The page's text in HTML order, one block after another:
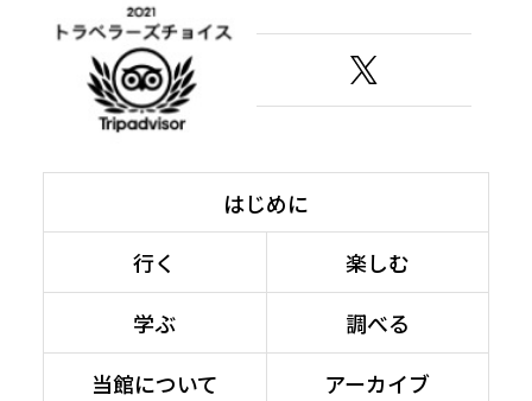
はじめに
行く
楽しむ
学ぶ
調べる
当館について
アーカイブ